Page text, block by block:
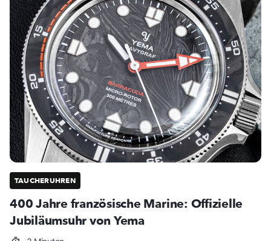
TAUCHERUHREN
400 Jahre französische Marine: Offizielle
Jubiläumsuhr von Yema